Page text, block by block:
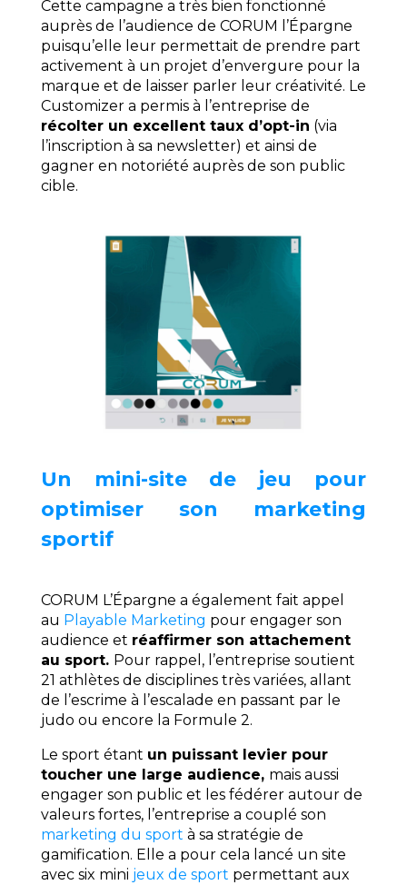
Cette campagne a très bien fonctionné
auprès de l’audience de CORUM l’Épargne
puisqu’elle leur permettait de prendre part
activement à un projet d’envergure pour la
marque et de laisser parler leur créativité. Le
Customizer a permis à l’entreprise de
récolter un excellent taux d’opt-in (via
l’inscription à sa newsletter) et ainsi de
gagner en notoriété auprès de son public
cible.
Un mini-site de jeu pour
optimiser son marketing
sportif
CORUM L’Épargne a également fait appel
au Playable Marketing pour engager son
audience et réaffirmer son attachement
au sport. Pour rappel, l’entreprise soutient
21 athlètes de disciplines très variées, allant
de l’escrime à l’escalade en passant par le
judo ou encore la Formule 2.
Le sport étant un puissant levier pour
toucher une large audience, mais aussi
engager son public et les fédérer autour de
valeurs fortes, l’entreprise a couplé son
marketing du sport à sa stratégie de
gamification. Elle a pour cela lancé un site
avec six mini jeux de sport permettant aux